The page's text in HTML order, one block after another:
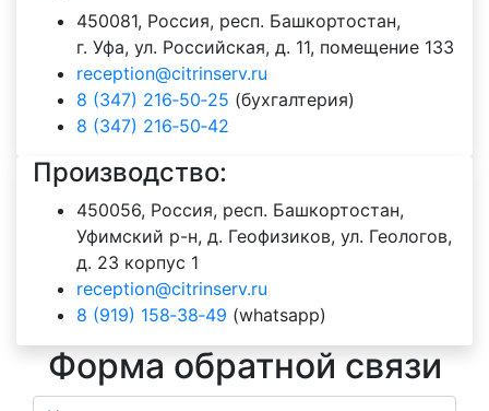
450081, Россия, респ. Башкортостан,
г. Уфа, ул. Российская, д. 11, помещение 133
reception@citrinserv.ru
8 (347) 216‑50‑25 (бухгалтерия)
8 (347) 216‑50‑42
Производство:
450056, Россия, респ. Башкортостан,
Уфимский р-н, д. Геофизиков, ул. Геологов,
д. 23 корпус 1
reception@citrinserv.ru
8 (919) 158‑38‑49 (whatsapp)
Форма обратной связи